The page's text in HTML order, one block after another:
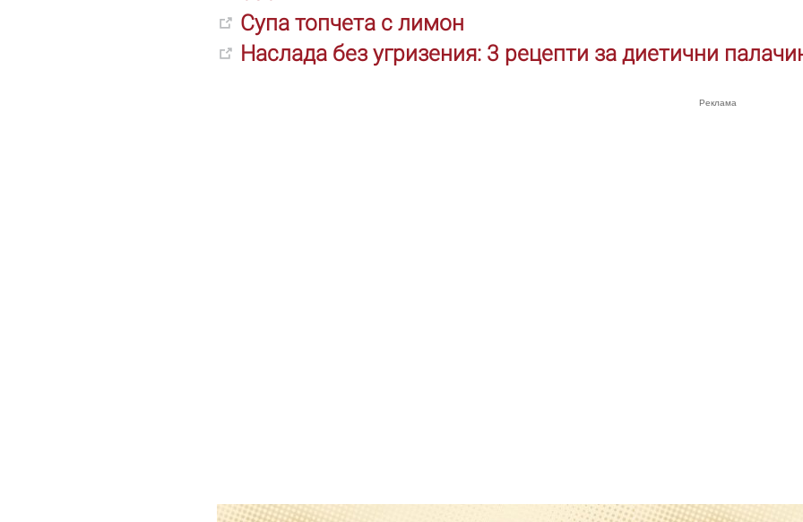
Супа топчета с лимон
Наслада без угризения: 3 рецепти за диетични